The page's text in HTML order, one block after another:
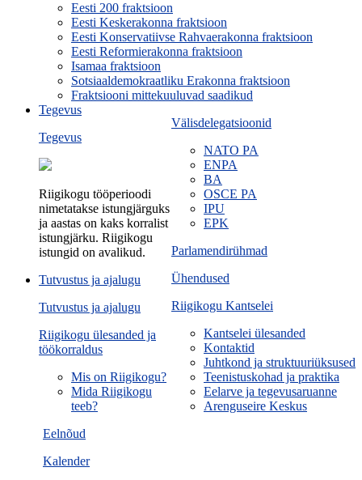
Eesti 200 fraktsioon
Eesti Keskerakonna fraktsioon
Eesti Konservatiivse Rahvaerakonna fraktsioon
Eesti Reformierakonna fraktsioon
Isamaa fraktsioon
Sotsiaaldemokraatliku Erakonna fraktsioon
Fraktsiooni mittekuuluvad saadikud
Välisdelegatsioonid
NATO PA
ENPA
BA
OSCE PA
IPU
EPK
Parlamendirühmad
Ühendused
Riigikogu Kantselei
Kantselei ülesanded
Kontaktid
Juhtkond ja struktuuriüksused
Teenistuskohad ja praktika
Eelarve ja tegevusaruanne
Arenguseire Keskus
Tegevus
Tegevus
Riigikogu tööperioodi
nimetatakse istungjärguks
ja aastas on kaks korralist
istungjärku. Riigikogu
istungid on avalikud.
Eelnõud
Kalender
Tutvustus ja ajalugu
Tutvustus ja ajalugu
Riigikogu ülesanded ja
töökorraldus
Mis on Riigikogu?
Mida Riigikogu
teeb?